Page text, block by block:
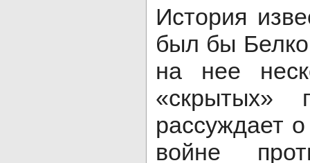
История
был бы
на нее
«скрытых»
рассуждает
войне